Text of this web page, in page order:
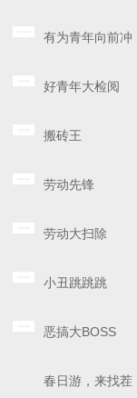
有为青年向前冲
好青年大检阅
搬砖王
劳动先锋
劳动大扫除
小丑跳跳跳
恶搞大BOSS
春日游，来找茬